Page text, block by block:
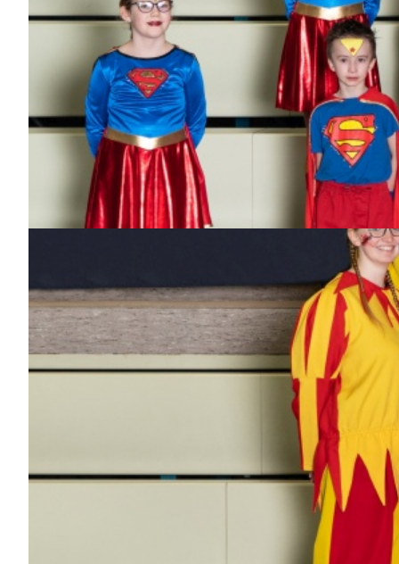
Dabei
seit
2
Jahren
Bisher aktiv als/bei
Pjbkut's, Wagenbau
Ingo Pudwill
Dabei
seit
11